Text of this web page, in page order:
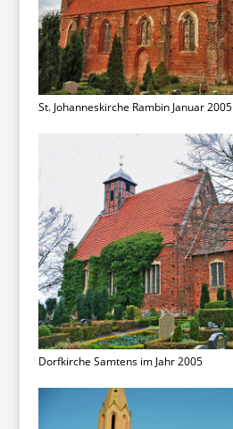
St. Johanneskirche Rambin Januar 2005
Dorfkirche Samtens im Jahr 2005